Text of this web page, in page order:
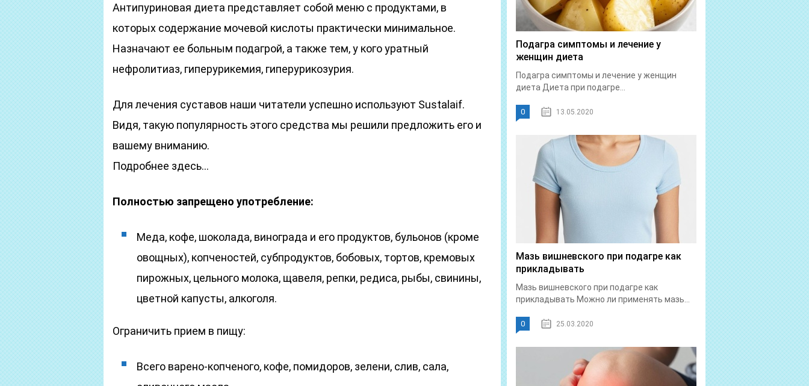
Антипуриновая диета представляет собой меню с продуктами, в
которых содержание мочевой кислоты практически минимальное.
Назначают ее больным подагрой, а также тем, у кого уратный
нефролитиаз, гиперурикемия, гиперурикозурия.
Для лечения суставов наши читатели успешно используют Sustalaif.
Видя, такую популярность этого средства мы решили предложить его и
вашему вниманию.
Подробнее здесь…
Полностью запрещено употребление:
Меда, кофе, шоколада, винограда и его продуктов, бульонов (кроме
овощных), копченостей, субпродуктов, бобовых, тортов, кремовых
пирожных, цельного молока, щавеля, репки, редиса, рыбы, свинины,
цветной капусты, алкоголя.
Ограничить прием в пищу:
Всего варено-копченого, кофе, помидоров, зелени, слив, сала,
Подагра симптомы и лечение у
женщин диета
Подагра симптомы и лечение у женщин
диета Диета при подагре...
0 13.05.2020
Мазь вишневского при подагре как
прикладывать
Мазь вишневского при подагре как
прикладывать Можно ли применять мазь...
0 25.03.2020